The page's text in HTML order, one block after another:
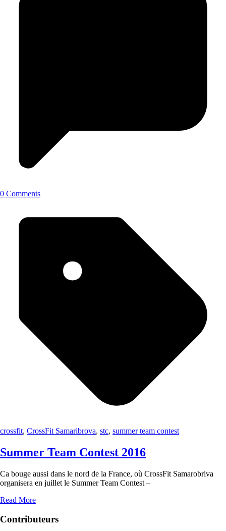
0 Comments
crossfit, CrossFit Samaribrova, stc, summer team contest
Summer Team Contest 2016
Ca bouge aussi dans le nord de la France, où CrossFit Samarobriva
organisera en juillet le Summer Team Contest –
Read More
Contributeurs